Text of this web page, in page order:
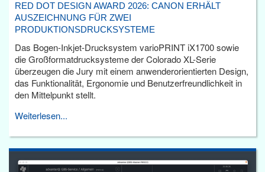
RED DOT DESIGN AWARD 2026: CANON ERHÄLT
AUSZEICHNUNG FÜR ZWEI
PRODUKTIONSDRUCKSYSTEME
Das Bogen-Inkjet-Drucksystem varioPRINT iX1700 sowie
die Großformatdrucksysteme der Colorado XL-Serie
überzeugen die Jury mit einem anwenderorientierten Design,
das Funktionalität, Ergonomie und Benutzerfreundlichkeit in
den Mittelpunkt stellt.
Weiterlesen...